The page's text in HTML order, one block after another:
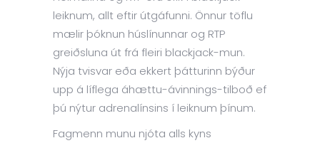
leiknum, allt eftir útgáfunni. Önnur töflu
mælir þóknun húslínunnar og RTP
greiðsluna út frá fleiri blackjack-mun.
Nýja tvisvar eða ekkert þátturinn býður
upp á líflega áhættu-ávinnings-tilboð ef
þú nýtur adrenalínsins í leiknum þínum.
Fagmenn munu njóta alls kyns